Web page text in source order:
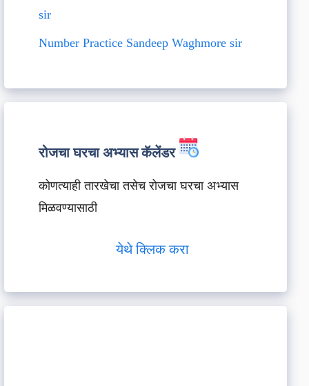
sir
Number Practice Sandeep Waghmore sir
रोजचा घरचा अभ्यास कॅलेंडर
कोणत्याही तारखेचा तसेच रोजचा घरचा अभ्यास
मिळवण्यासाठी
येथे क्लिक करा